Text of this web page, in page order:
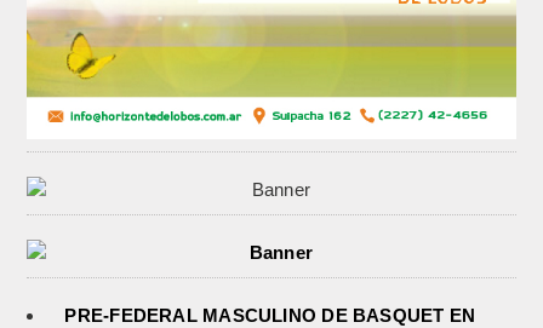
PRE-FEDERAL MASCULINO DE BASQUET EN